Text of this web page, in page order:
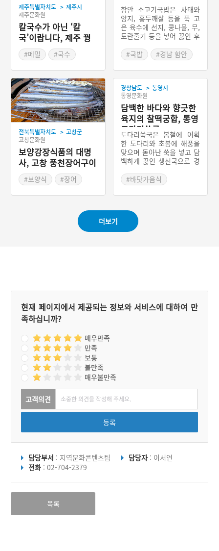
제주특별자치도 > 제주시
제주문화원
칼국수가 아닌 ‘칼
국’이랍니다, 제주 꿩
메밀칼국수
#메밀
#국수
#제주도 별미
#꿩고기
#제주 가볼만한곳
함안 소고기국밥은 사태와
양지, 홍두깨살 등을 푹 고
은 육수에 선지, 콩나물, 무,
토란줄기 등을 넣어 끓인 후
말아내는 경상남도 함안군
의 향토음식이다. 지금은 경
상남도 함안군 함안면 북촌
2길 일대 함안장터 안에 한
우국밥촌이 형성되어 있는
데, 대구식당과 한성식당의
소고기국밥이 유명하다.
#국밥
#경남 함안
전북특별자치도 > 고창군
고창문화원
보양강장식품의 대명
사, 고창 풍천장어구이
#보양식
#장어
경상남도 > 통영시
통영문화원
담백한 바다와 향긋한
육지의 찰떡궁합, 통영
도다리쑥국
도다리쑥국은 봄철에 어획
한 도다리와 초봄에 해풍을
맞으며 돋아난 쑥을 넣고 담
백하게 끓인 생선국으로 경
표하는 향토 음식이다. 일
년에 한 달에서 한 달 반 남
짓, 쑥이 나기 시작하는 초
다.
#바닷가음식
더보기
현재 페이지에서 제공되는 정보와 서비스에 대하여 만
족하십니까?
매우만족
만족
보통
불만족
매우불만족
고객의견
등록
담당부서 : 지역문화콘텐츠팀 담당자 : 이서연
전화 : 02-704-2379
목록